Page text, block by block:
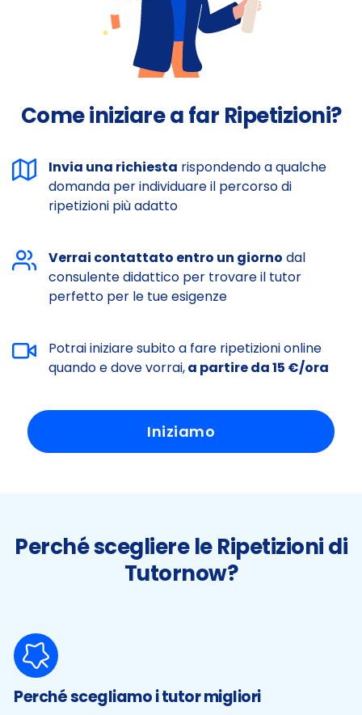
Come iniziare a far Ripetizioni?
Invia una richiesta rispondendo a qualche
domanda per individuare il percorso di
ripetizioni più adatto
Verrai contattato entro un giorno dal
consulente didattico per trovare il tutor
perfetto per le tue esigenze
Potrai iniziare subito a fare ripetizioni online
quando e dove vorrai,a partire da 15 €/ora
Iniziamo
Perché scegliere le Ripetizioni di
Tutornow?
Perché scegliamo i tutor migliori